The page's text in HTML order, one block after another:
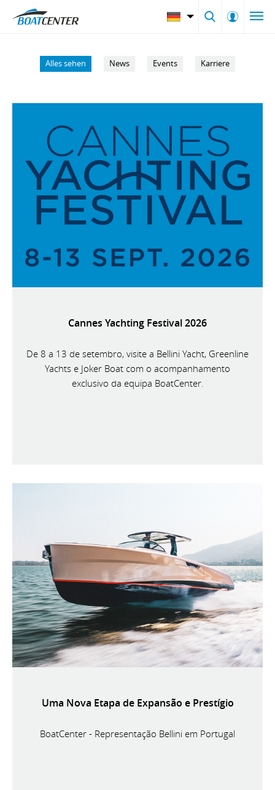
Alles sehen News Events Karriere
Cannes Yachting Festival 2026
De 8 a 13 de setembro, visite a Bellini Yacht, Greenline
Yachts e Joker Boat com o acompanhamento
exclusivo da equipa BoatCenter.
Uma Nova Etapa de Expansão e Prestígio
BoatCenter - Representação Bellini em Portugal